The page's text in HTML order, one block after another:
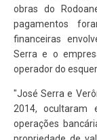
obras do
pagamentos
financeiras
Serra e o
operador do
"José Serra e
2014, ocultaram
operações